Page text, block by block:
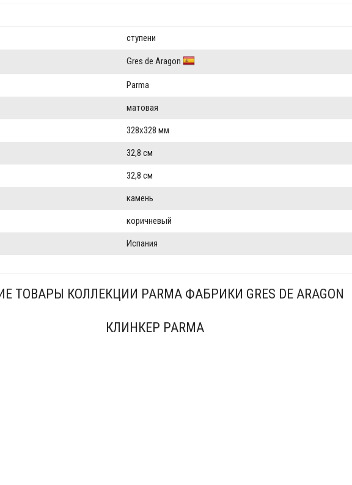
ступени
Gres de Aragon
Parma
матовая
328x328 мм
32,8 см
32,8 см
камень
коричневый
Испания
ТОВАРЫ КОЛЛЕКЦИИ PARMA ФАБРИКИ GRES DE ARAGON
КЛИНКЕР PARMA